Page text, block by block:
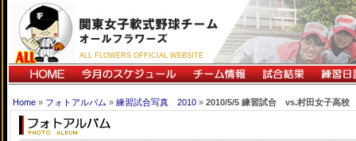
ALL FLOWERS OFFICIAL WEBSITE
Home » フォトアルバム » 練習試合写真 2010 » 2010/5/5 練習試合 vs.村田女子高校